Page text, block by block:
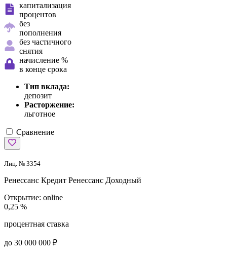
капитализация
процентов
без
пополнения
без частичного
снятия
начисление %
в конце срока
Тип вклада:
депозит
Расторжение:
льготное
Сравнение
Лиц. № 3354
Ренессанс Кредит Ренессанс Доходный
Открытие: online
0,25 %
процентная ставка
до 30 000 000 ₽